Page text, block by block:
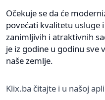
Očekuje se da će
povećati kvalitetu usluge
zanimljivih i atraktivnih
je iz godine u godinu sve
naše zemlje.
Klix.ba čitajte i u našoj